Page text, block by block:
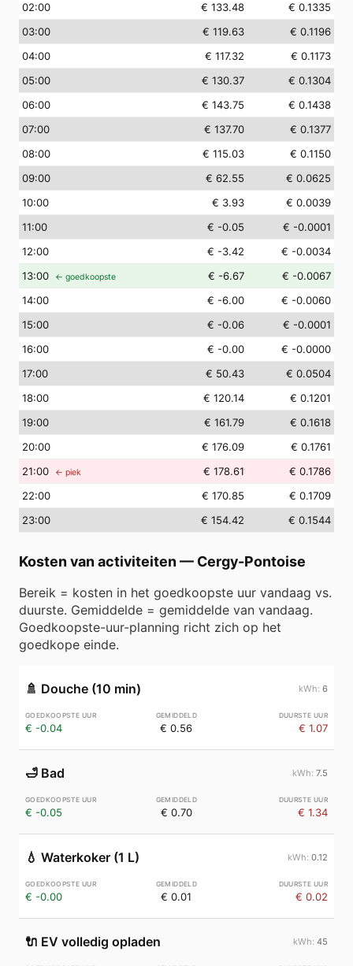
02:00 € 133.48
€ 0.1335
03:00 € 119.63
€ 0.1196
04:00 € 117.32
€ 0.1173
05:00 € 130.37
€ 0.1304
06:00 € 143.75
€ 0.1438
07:00 € 137.70
€ 0.1377
08:00 € 115.03
€ 0.1150
09:00 € 62.55
€ 0.0625
10:00 € 3.93
€ 0.0039
11:00 € -0.05
€ -0.0001
12:00 € -3.42
€ -0.0034
13:00 ← goedkoopste € -6.67
€ -0.0067
14:00 € -6.00
€ -0.0060
15:00 € -0.06
€ -0.0001
16:00 € -0.00
€ -0.0000
17:00 € 50.43
€ 0.0504
18:00 € 120.14
€ 0.1201
19:00 € 161.79
€ 0.1618
20:00 € 176.09
€ 0.1761
21:00 ← piek € 178.61
€ 0.1786
22:00 € 170.85
€ 0.1709
23:00 € 154.42 € 0.1544
Kosten van activiteiten — Cergy-Pontoise
Bereik = kosten in het goedkoopste uur vandaag vs.
duurste. Gemiddelde = gemiddelde van vandaag.
Goedkoopste-uur-planning richt zich op het
goedkope einde.
🚿 Douche (10 min) 6
€ -0.04 € 0.56 € 1.07
🛁 Bad 7.5
€ -0.05 € 0.70 € 1.34
💧 Waterkoker (1 L) 0.12
€ -0.00 € 0.01 € 0.02
🔌 EV volledig opladen 45